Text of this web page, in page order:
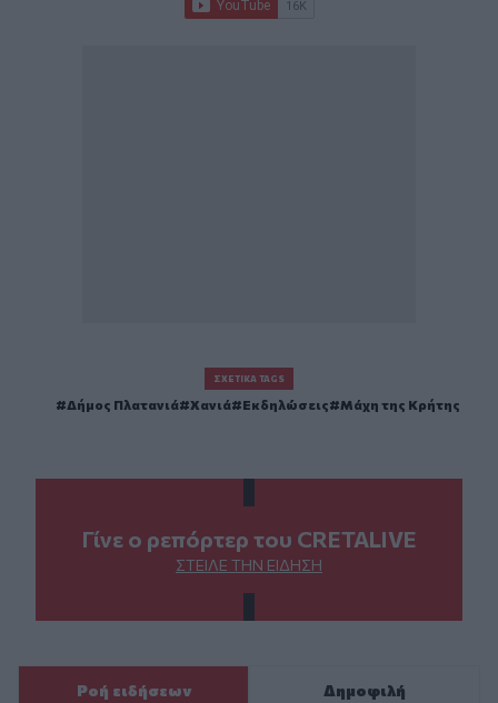
ΣΧΕΤΙΚΆ TAGS
Δήμος Πλατανιά Χανιά Εκδηλώσεις Μάχη της Κρήτης
Γίνε ο ρεπόρτερ του CRETALIVE
ΣΤΕΊΛΕ ΤΗΝ ΕΊΔΗΣΗ
Ροή ειδήσεων Δημοφιλή